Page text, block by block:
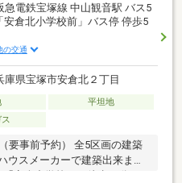
急電鉄宝塚線 中山観音駅 バス5
安倉北小学校前」バス停 停歩5
の交通
庫県宝塚市安倉北２丁目
平坦地
要事前予約） 全5区画の建築
ウスメーカーで建築出来ま
安倉中学校」が徒歩14分。※